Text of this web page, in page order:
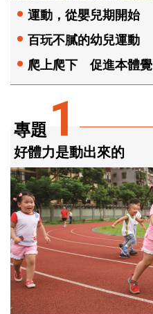
專題 1
好體力是動出來的
運動，從嬰兒期開始
百玩不膩的幼兒運動
爬上爬下 促進本體覺